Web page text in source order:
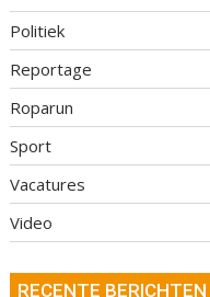
Politiek
Reportage
Roparun
Sport
Vacatures
Video
RECENTE BERICHTEN